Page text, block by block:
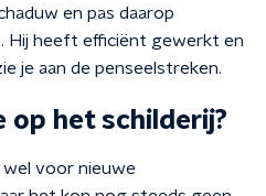
en pas daarop
Hij heeft efficiënt gewerkt en
je aan de penseelstreken.
op het schilderij?
voor nieuwe